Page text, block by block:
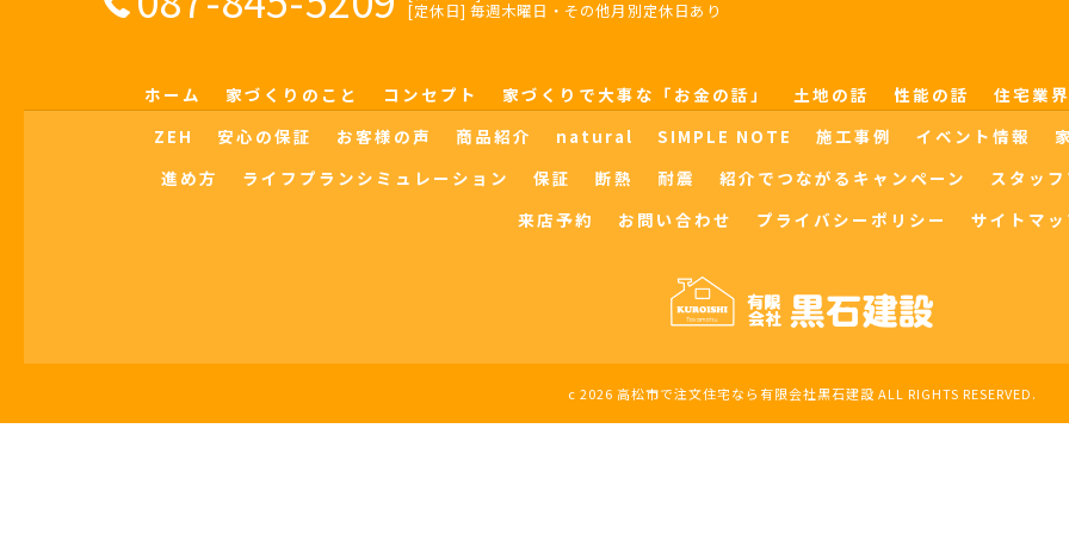
[定休日] 毎週木曜日・その他月別定休日あり
ホーム 家づくりのこと コンセプト 家づくりで大事な「お金の話」 土地の話 性能の話 住宅業
ZEH
安心の保証 お客様の声 商品紹介 natural SIMPLE NOTE 施工事例 イベント情報
進め方
ライフプランシミュレーション 保証 断熱 耐震 紹介でつながるキャンペーン スタッ
来店予約
お問い合わせ プライバシーポリシー サイトマッ
c 2026 高松市で注文住宅なら有限会社黒石建設 ALL RIGHTS RESERVED.